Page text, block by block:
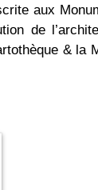
aux
de
& la